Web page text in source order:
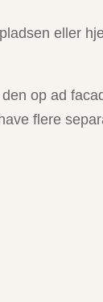
eller
op ad
flere